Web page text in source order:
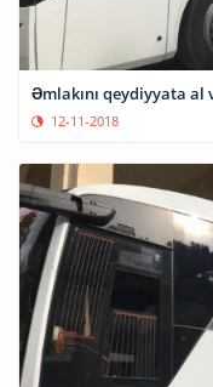
Əmlakını qeydiyyata
12-11-2018